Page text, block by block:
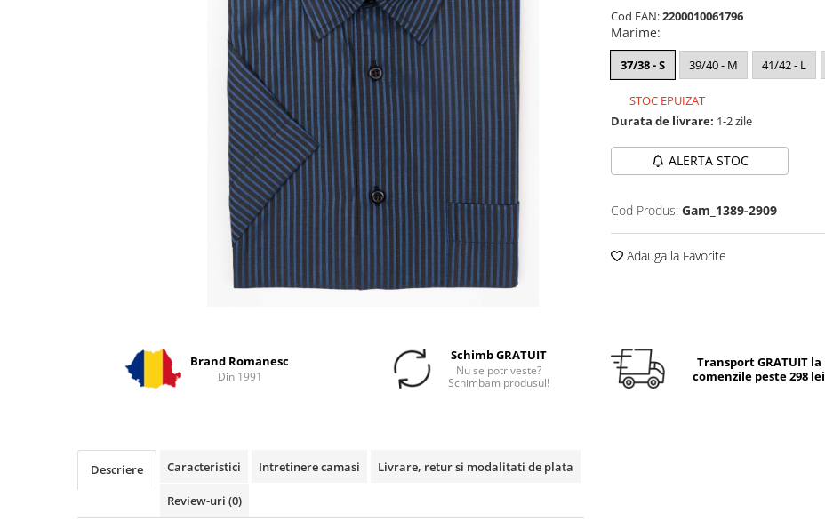
Cod EAN:2200010061796
Marime:
37/38 - S 39/40 - M 41/42 - L
STOC EPUIZAT
Durata de livrare: 1-2 zile
ALERTA STOC
Cod Produs: Gam_1389-2909
Adauga la Favorite
Brand Romanesc
Din 1991
Schimb GRATUIT
Nu se potriveste?
Schimbam produsul!
Transport GRATUIT la
comenzile peste 298 lei
Descriere Caracteristici Intretinere camasi Livrare, retur si modalitati de plata
Review-uri (0)